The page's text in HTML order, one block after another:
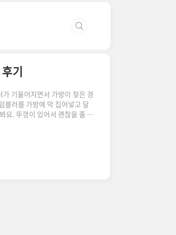
기
기울어지면서 가방이 젖은 경
블러를 가방에 막 집어넣고 달
요. 뚜껑이 있어서 괜찮을 줄 알
새벽에 바로 배송되어서 요 며
텀블러가 하나 있었는데 남
깜빡했다가 다음..